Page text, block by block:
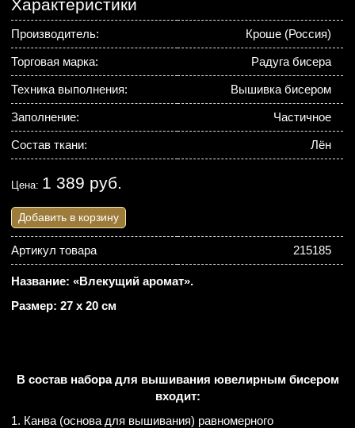
Характеристики
Производитель: Кроше (Россия)
Торговая марка: Радуга бисера
Техника выполнения: Вышивка бисером
Заполнение: Частичное
Состав ткани: Лён
Цена: 1 389 руб.
Добавить в корзину
Артикул товара 215185
Название: «Влекущий аромат».
Размер: 27 х 20 см
В состав набора для вышивания ювелирным бисером
входит:
1. Канва (основа для вышивания) равномерного